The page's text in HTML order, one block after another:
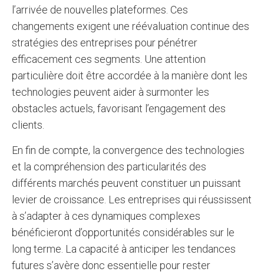
l’arrivée de nouvelles plateformes. Ces
changements exigent une réévaluation continue des
stratégies des entreprises pour pénétrer
efficacement ces segments. Une attention
particulière doit être accordée à la manière dont les
technologies peuvent aider à surmonter les
obstacles actuels, favorisant l’engagement des
clients.
En fin de compte, la convergence des technologies
et la compréhension des particularités des
différents marchés peuvent constituer un puissant
levier de croissance. Les entreprises qui réussissent
à s’adapter à ces dynamiques complexes
bénéficieront d’opportunités considérables sur le
long terme. La capacité à anticiper les tendances
futures s’avère donc essentielle pour rester